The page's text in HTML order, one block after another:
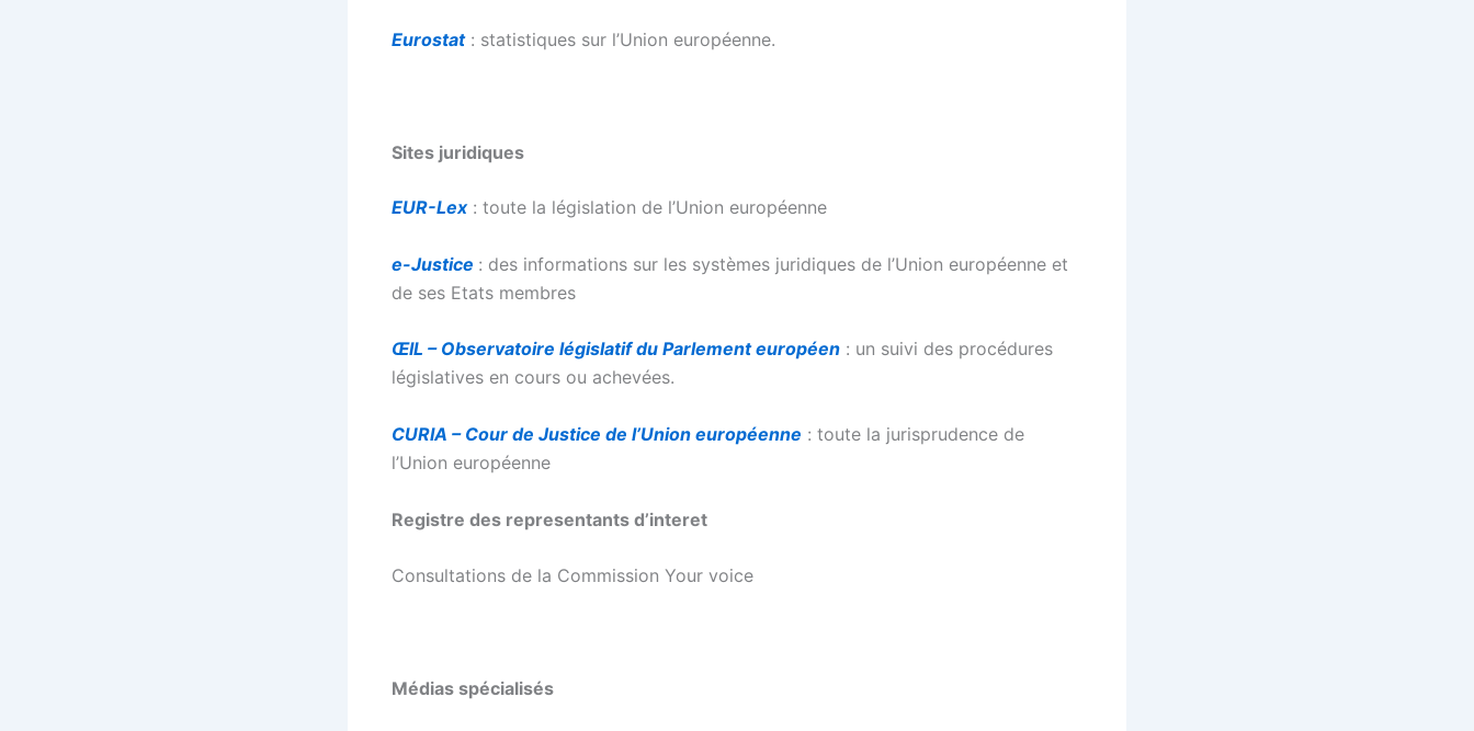
Eurostat: statistiques sur l’Union européenne.
Sites juridiques
EUR-Lex: toute la législation de l’Union européenne
e-Justice : des informations sur les systèmes juridiques de l’Union européenne et
de ses Etats membres
ŒIL – Observatoire législatif du Parlement européen : un suivi des procédures
législatives en cours ou achevées.
CURIA – Cour de Justice de l’Union européenne : toute la jurisprudence de
l’Union européenne
Registre des representants d’interet
Consultations de la Commission Your voice
Médias spécialisés